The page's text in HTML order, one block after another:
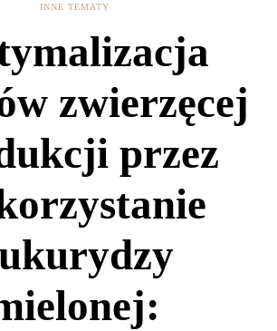
INNE TEMATY
zwierzęcej
przez